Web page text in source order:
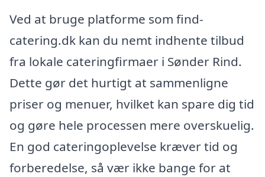
Ved at bruge platforme som find-
catering.dk kan du nemt indhente tilbud
fra lokale cateringfirmaer i Sønder Rind.
Dette gør det hurtigt at sammenligne
priser og menuer, hvilket kan spare dig tid
og gøre hele processen mere overskuelig.
En god cateringoplevelse kræver tid og
forberedelse, så vær ikke bange for at